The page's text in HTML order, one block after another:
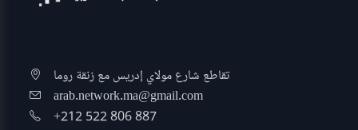
تقاطع شارع مولاي إدريس مع زنقة روما
arab.network.ma@gmail.com
+212 522 806 887